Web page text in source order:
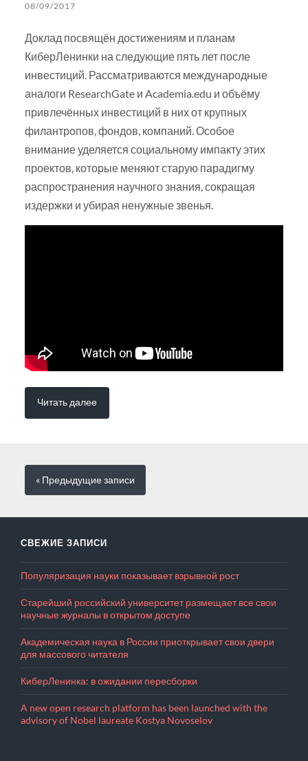
08/09/2017
Доклад посвящён достижениям и планам
КиберЛенинки на следующие пять лет после
инвестиций. Рассматриваются международные
аналоги ResearchGate и Academia.edu и объёму
привлечённых инвестиций в них от крупных
филантропов, фондов, компаний. Особое
внимание уделяется социальному импакту этих
проектов, которые меняют старую парадигму
распространения научного знания, сокращая
издержки и убирая ненужные звенья.
Читать далее
« Предыдущиезаписи
СВЕЖИЕ ЗАПИСИ
Популяризация науки показывает взрывной рост
Старейший российский университет размещает все свои
научные журналы в открытом доступе
Академическая наука в России приоткрывает свои двери
для массового читателя
КиберЛенинка: в ожидании пересборки
A new open research platform has been launched with the
advisory of Nobel laureate Kostya Novoselov